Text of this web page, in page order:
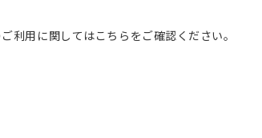
利用に関してはこちらをご確認ください。